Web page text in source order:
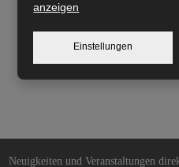
Neuigkeiten und Veranstaltungen
anzeigen
Einstellungen